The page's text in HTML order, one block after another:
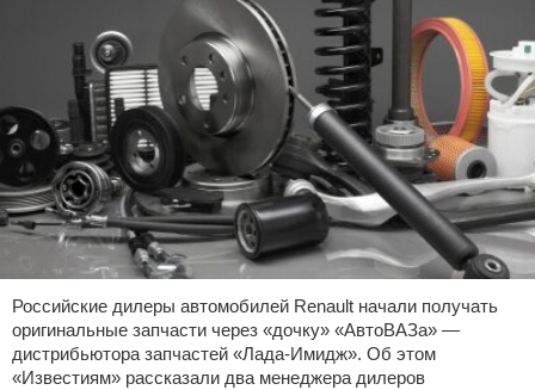
Российские дилеры автомобилей Renault начали получать
оригинальные запчасти через «дочку» «АвтоВАЗа» —
дистрибьютора запчастей «Лада-Имидж». Об этом
«Известиям» рассказали два менеджера дилеров